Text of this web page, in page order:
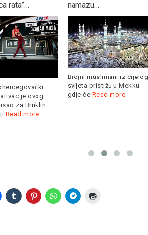
rata”…
je ovog
za Bruklin
Read more
namazu…
Brojni muslimani iz cijelog
svijeta pristižu u Mekku
gdje će Read more